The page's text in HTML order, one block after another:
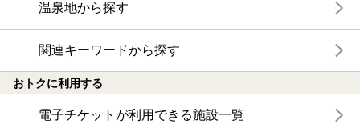
温泉地から探す
関連キーワードから探す
おトクに利用する
電子チケットが利用できる施設一覧